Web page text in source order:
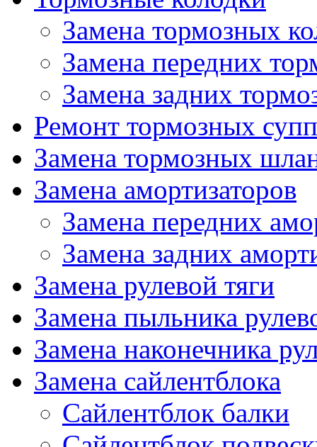
Замена тормозных
Замена передних
Замена задних
Ремонт тормозных
Замена тормозных
Замена амортизаторов
Замена передних
Замена задних
Замена рулевой тяги
Замена пыльника
Замена наконечника
Замена сайлентблока
Сайлентблок балки